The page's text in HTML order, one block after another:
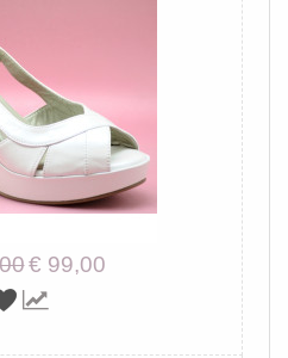
€ 99,00